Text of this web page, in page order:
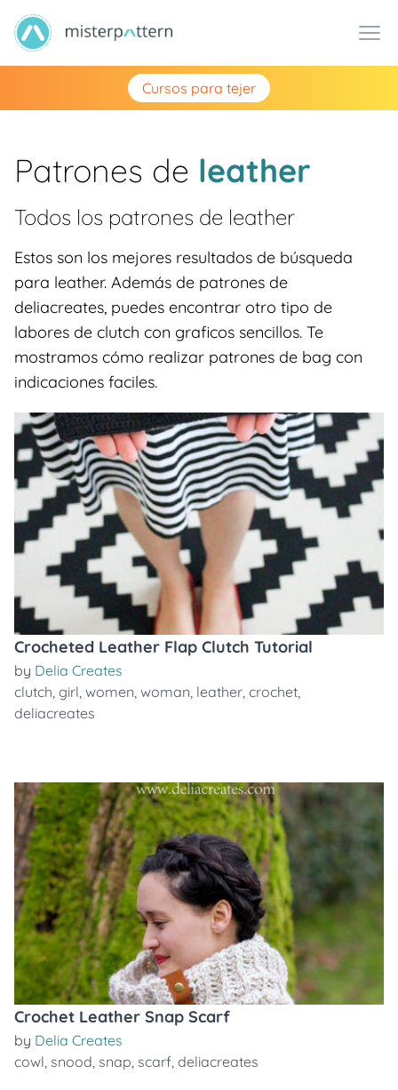
Cursos para tejer
Patrones de leather
Todos los patrones de leather
Estos son los mejores resultados de búsqueda
para leather. Además de patrones de
deliacreates, puedes encontrar otro tipo de
labores de clutch con graficos sencillos. Te
mostramos cómo realizar patrones de bag con
indicaciones faciles.
Crocheted Leather Flap Clutch Tutorial
by Delia Creates
clutch, girl, women, woman, leather, crochet,
deliacreates
Crochet Leather Snap Scarf
by Delia Creates
cowl, snood, snap, scarf, deliacreates